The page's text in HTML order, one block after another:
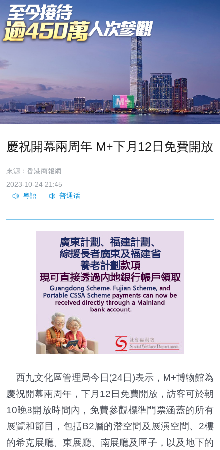
慶祝開幕兩周年 M+下月12日免費開放
來源：香港商報網
2023-10-24 21:45
西九文化區管理局今日(24日)表示，M+博物館為
慶祝開幕兩周年，下月12日免費開放，訪客可於朝
10晚8開放時間內，免費參觀標準門票涵蓋的所有
展覽和節目，包括B2層的潛空間及展演空間、2樓
的希克展廳、東展廳、南展廳及匣子，以及地下的